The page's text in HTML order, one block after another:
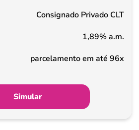
Consignado Privado CLT
1,89% a.m.
parcelamento em até 96x
Simular